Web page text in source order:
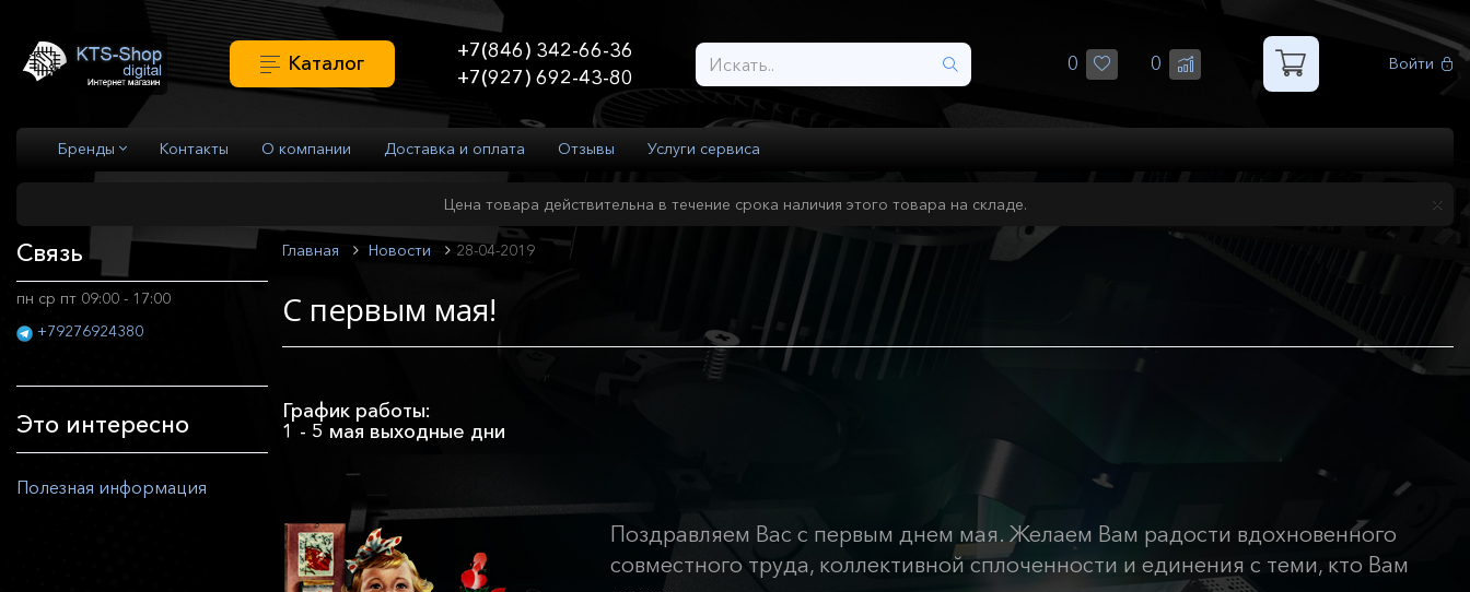
Каталог
+7(846) 342-66-36
+7(927) 692-43-80
0 0 Войти
Бренды Контакты О компании Доставка и оплата Отзывы Услуги сервиса
Цена товара действительна в течение срока наличия этого товара на складе.
Связь
пн ср пт 09:00 - 17:00
+79276924380
Это интересно
Полезная информация
Главная Новости 28-04-2019
С первым мая!
График работы:
1 - 5 мая выходные дни
Поздравляем Вас с первым днем мая. Желаем Вам радости вдохновенного
совместного труда, коллективной сплоченности и единения с теми, кто Вам